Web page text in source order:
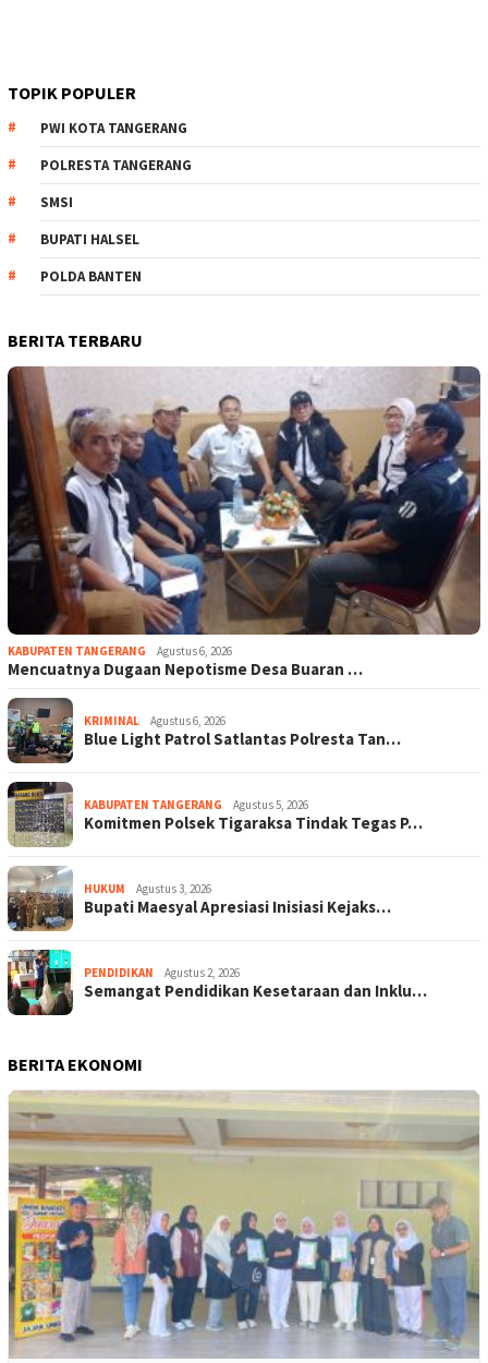
TOPIK POPULER
PWI KOTA TANGERANG
POLRESTA TANGERANG
SMSI
BUPATI HALSEL
POLDA BANTEN
BERITA TERBARU
KABUPATEN TANGERANG Agustus 6, 2026
Mencuatnya Dugaan Nepotisme Desa Buaran …
KRIMINAL Agustus 6, 2026
Blue Light Patrol Satlantas Polresta Tan…
KABUPATEN TANGERANG Agustus 5, 2026
Komitmen Polsek Tigaraksa Tindak Tegas P…
HUKUM Agustus 3, 2026
Bupati Maesyal Apresiasi Inisiasi Kejaks…
PENDIDIKAN Agustus 2, 2026
Semangat Pendidikan Kesetaraan dan Inklu…
BERITA EKONOMI